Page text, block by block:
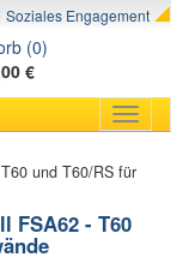
Soziales Engagement
(0)
€
Toggle
und T60/RS für
FSA62 - T60